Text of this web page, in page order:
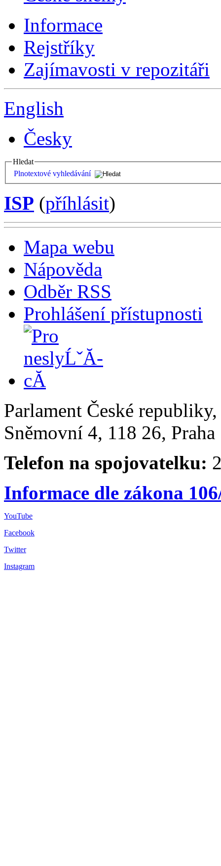
Informace
Rejstříky
Zajímavosti v repozitáři
English
Česky
Hledat
Plnotextové vyhledávání
ISP (příhlásit)
Mapa webu
Nápověda
Odběr RSS
Prohlášení přístupnosti
Parlament České
Sněmovní 4, 118 26,
Telefon na spojovatelku:
Informace dle zákona
YouTube
Facebook
Twitter
Instagram